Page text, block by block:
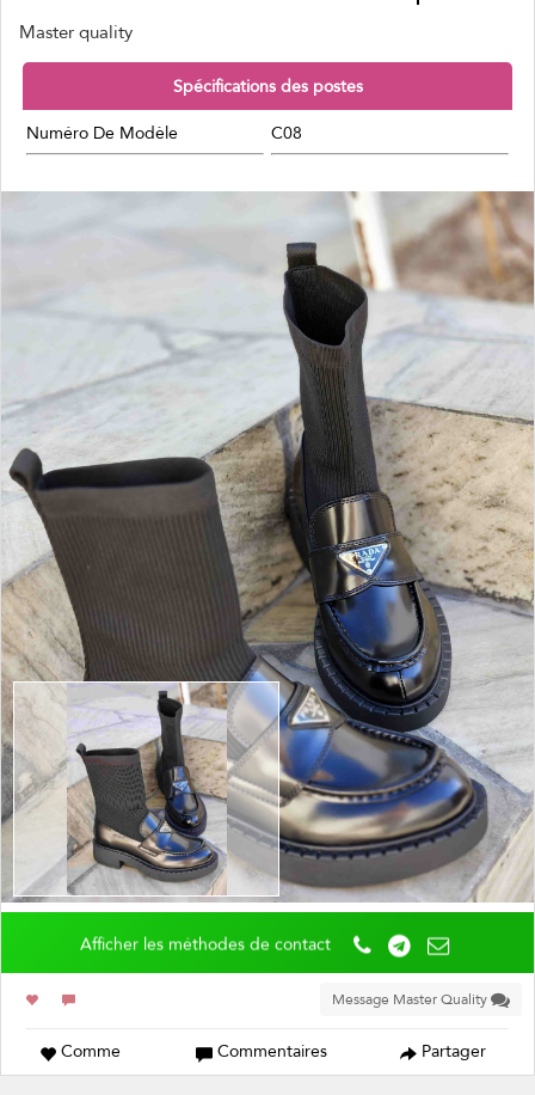
Master quality
Spécifications des postes
Numéro De Modèle
C08
Afficher les méthodes de contact
Message Master Quality
Comme Commentaires Partager